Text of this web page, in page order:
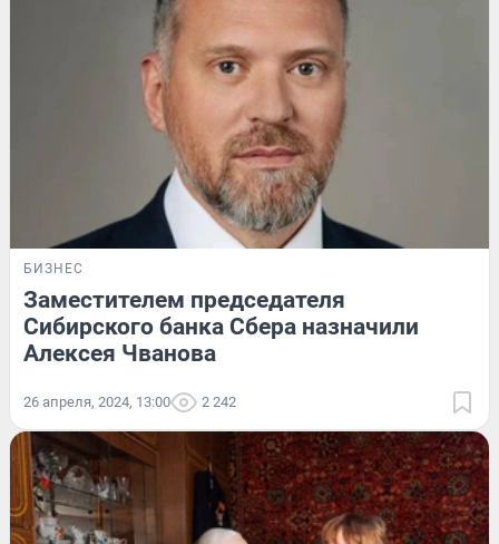
БИЗНЕС
Заместителем председателя
Сибирского банка Сбера назначили
Алексея Чванова
26 апреля, 2024, 13:00 2 242